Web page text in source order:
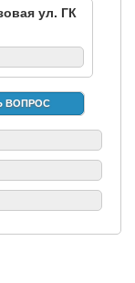
ул. ГК
ВОПРОС